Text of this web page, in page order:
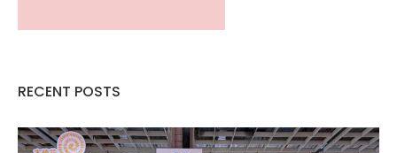
RECENT POSTS